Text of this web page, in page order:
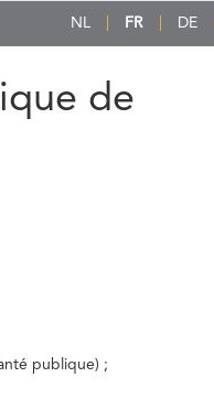
NL FR DE
de
publique) ;